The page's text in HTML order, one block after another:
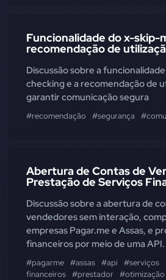
Funcionalidade do x-skip-
recomendação de
Discussão sobre a
checking e a recomendação de
garantir comunicação segura
#recomendação #segurança
Abertura de Contas de
Prestação de Serviços
Discussão sobre a abertura de
vendedores sem interação,
empresas Pagar.me e Assas, e
financeiros por meio de uma API.
#pagarme #assas #api
#serviços
financeiros #prestador #otimização